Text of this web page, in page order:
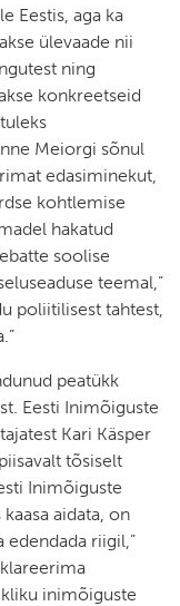
Eestis, aga ka
ülevaade nii
ning
konkreetseid
Meiorgi sõnul
edasiminekut,
kohtlemise
hakatud
soolise
teemal,”
poliitilisest tahtest,
peatükk
Eesti Inimõiguste
Kari Käsper
tõsiselt
Inimõiguste
aidata, on
riigil,”
inimõiguste